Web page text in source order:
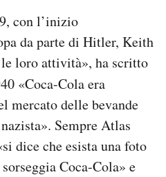
con l’inizio
da parte di Hitler, Keith
loro attività», ha scritto
«Coca-Cola era
mercato delle bevande
Sempre Atlas
dice che esista una foto
Coca-Cola» e